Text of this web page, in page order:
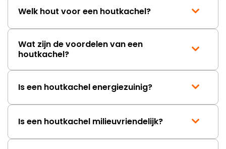
Welk hout voor een houtkachel?
Wat zijn de voordelen van een
houtkachel?
Is een houtkachel energiezuinig?
Is een houtkachel milieuvriendelijk?